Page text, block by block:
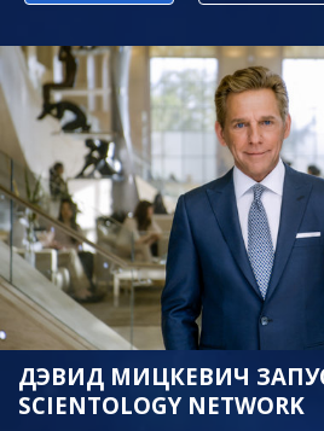
ДЭВИД МИЦКЕВИЧ
SCIENTOLOGY NETWORK